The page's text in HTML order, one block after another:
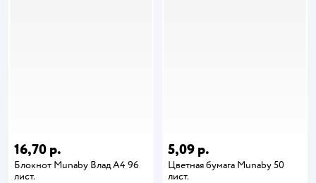
16,70 р.
Блокнот Munaby Влад А4 96
лист.
5,09 р.
Цветная бумага Munaby 50
лист.